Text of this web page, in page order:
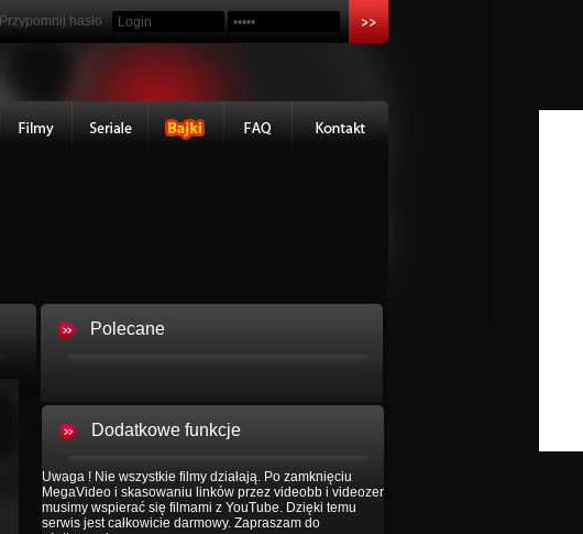
Przypomnij hasło
Polecane
Dodatkowe funkcje
Uwaga ! Nie wszystkie filmy działają. Po zamknięciu
MegaVideo i skasowaniu linków przez videobb i videozer
musimy wspierać się filmami z YouTube. Dzięki temu
serwis jest całkowicie darmowy. Zapraszam do